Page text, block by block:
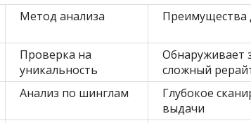
Метод анализа Преимущества
Проверка на
уникальность
Обнаруживает
сложный
Анализ по шинглам
Глубокое
выдачи